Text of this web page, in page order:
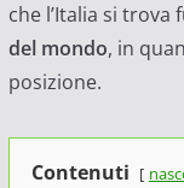
che l’Italia si trova
del mondo, in
posizione.
Contenuti